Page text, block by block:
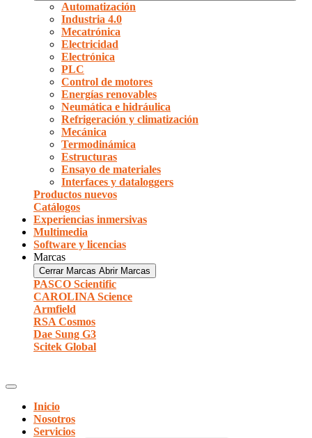
Automatización
Industria 4.0
Mecatrónica
Electricidad
Electrónica
PLC
Control de motores
Energías renovables
Neumática e hidráulica
Refrigeración y climatización
Mecánica
Termodinámica
Estructuras
Ensayo de materiales
Interfaces y dataloggers
Productos nuevos
Catálogos
Experiencias inmersivas
Multimedia
Software y licencias
Marcas
Cerrar Marcas Abrir Marcas
PASCO Scientific
CAROLINA Science
Armfield
RSA Cosmos
Dae Sung G3
Scitek Global
Inicio
Nosotros
Servicios